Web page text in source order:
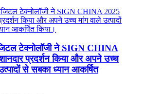
टेक्नोलॉजी ने SIGN CHINA
प्रदर्शन किया और अपने उच्च
से सबका ध्यान आकर्षित